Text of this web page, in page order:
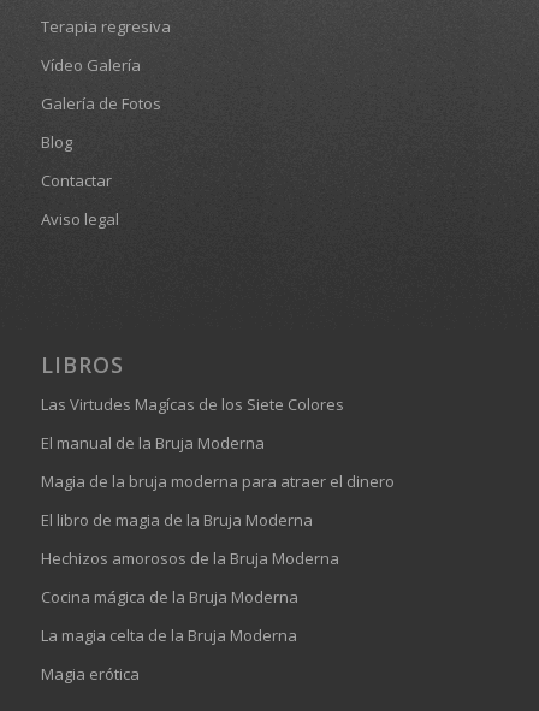
Terapia regresiva
Vídeo Galería
Galería de Fotos
Blog
Contactar
Aviso legal
LIBROS
Las Virtudes Magícas de los Siete Colores
El manual de la Bruja Moderna
Magia de la bruja moderna para atraer el dinero
El libro de magia de la Bruja Moderna
Hechizos amorosos de la Bruja Moderna
Cocina mágica de la Bruja Moderna
La magia celta de la Bruja Moderna
Magia erótica